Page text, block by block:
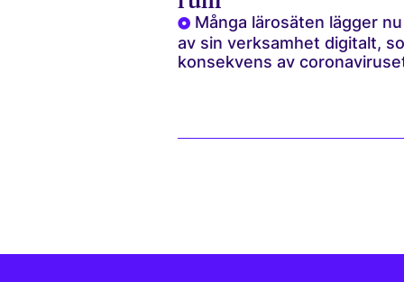
Många lärosäten lägger
av sin verksamhet digitalt,
konsekvens av